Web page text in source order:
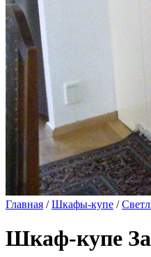
Главная /Шкафы-купе /
Шкаф-купе